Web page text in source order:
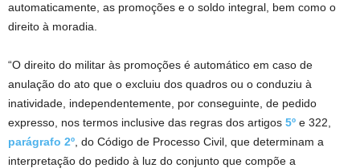
automaticamente, as promoções e o soldo integral, bem como o
direito à moradia.
“O direito do militar às promoções é automático em caso de
anulação do ato que o excluiu dos quadros ou o conduziu à
inatividade, independentemente, por conseguinte, de pedido
expresso, nos termos inclusive das regras dos artigos 5º e 322,
parágrafo 2º , do Código de Processo Civil, que determinam a
interpretação do pedido à luz do conjunto que compõe a